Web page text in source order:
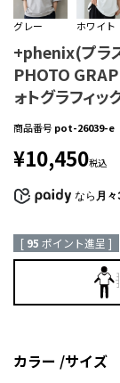
グレー ホワイト
+phenix(プラ
PHOTO
ォトグラフィ
商品番号 pot-26039-e
¥10,450税込
なら 月
[ 95 ポイント進呈 ]
カラー サイズ